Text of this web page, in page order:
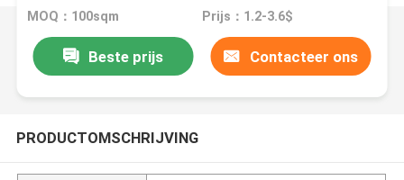
MOQ：100sqm Prijs：1.2-3.6$
Beste prijs Contacteer ons
PRODUCTOMSCHRIJVING